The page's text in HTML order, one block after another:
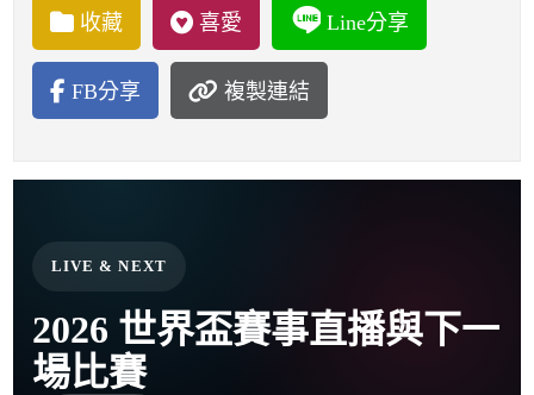
收藏 喜愛 Line分享
FB分享 複製連結
LIVE & NEXT
2026 世界盃賽事直播與下一
場比賽